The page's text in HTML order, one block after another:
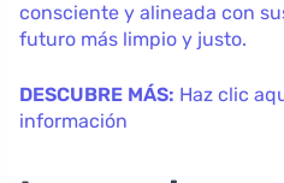
consciente y alineada con
futuro más limpio y justo.
DESCUBRE MÁS: Haz clic
información